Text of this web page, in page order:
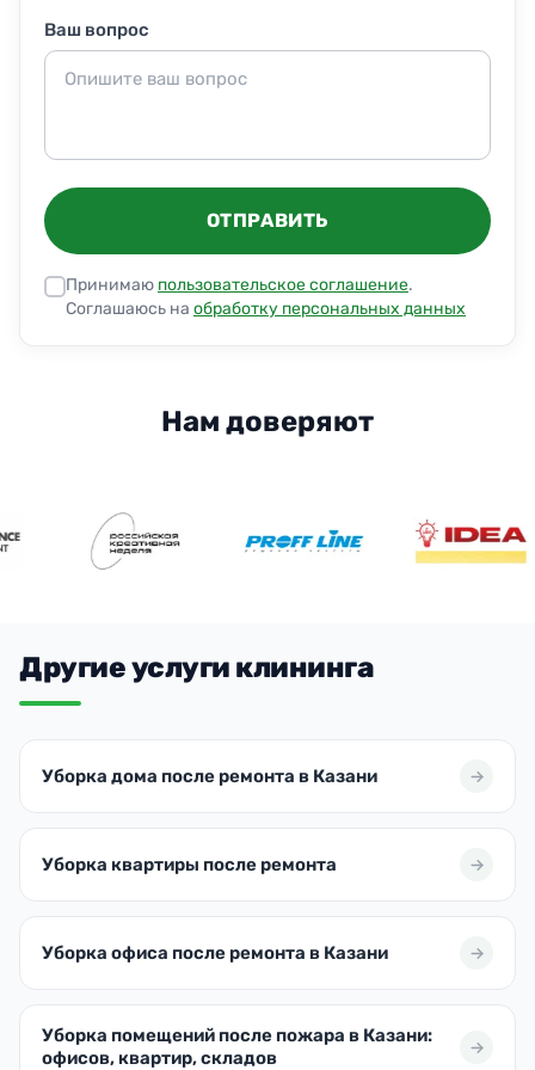
Ваш вопрос
ОТПРАВИТЬ
Принимаю пользовательское соглашение.
Соглашаюсь на обработку персональных данных
Нам доверяют
Другие услуги клининга
Уборка дома после ремонта в Казани
Уборка квартиры после ремонта
Уборка офиса после ремонта в Казани
Уборка помещений после пожара в Казани:
офисов, квартир, складов